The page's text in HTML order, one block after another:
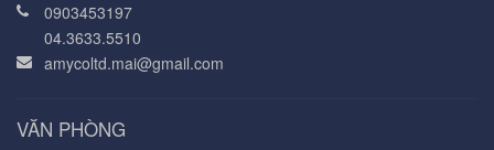
0903453197
04.3633.5510
amycoltd.mai@gmail.com
VĂN PHÒNG